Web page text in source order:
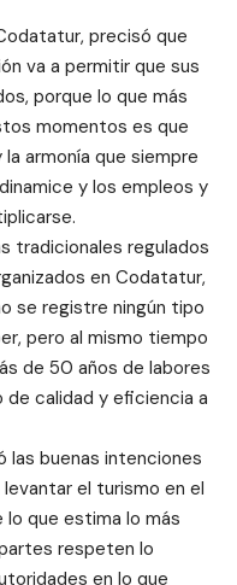
precisó que
va a permitir que sus
porque lo que más
momentos es que
armonía que siempre
y los empleos y
tradicionales regulados
en Codatatur,
se registre ningún tipo
pero al mismo tiempo
de 50 años de labores
de calidad y eficiencia a
buenas intenciones
el turismo en el
lo que estima lo más
respeten lo
en lo que